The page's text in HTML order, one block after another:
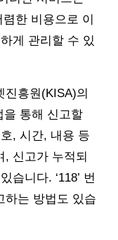
한 비용으로 이
게 관리할 수 있
흥원(KISA)의
을 통해 신고할
, 시간, 내용 등
, 신고가 누적되
습니다. ‘118’ 번
하는 방법도 있습